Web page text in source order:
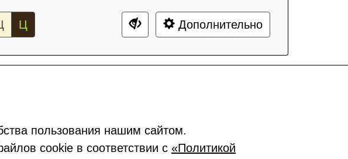
Ц Дополнительно
пользования нашим сайтом.
cookie в соответствии с «Политикой